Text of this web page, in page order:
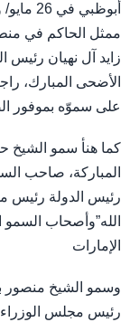
ممثل الحاكم في
زايد آل نهيان رئيس
الأضحى المبارك،
على سموّه بموفور
كما هنأ سمو الشيخ
المباركة، صاحب
رئيس الدولة رئيس
الله”وأصحاب
الإمارات
وسمو الشيخ منصور
رئيس مجلس الوزراء،